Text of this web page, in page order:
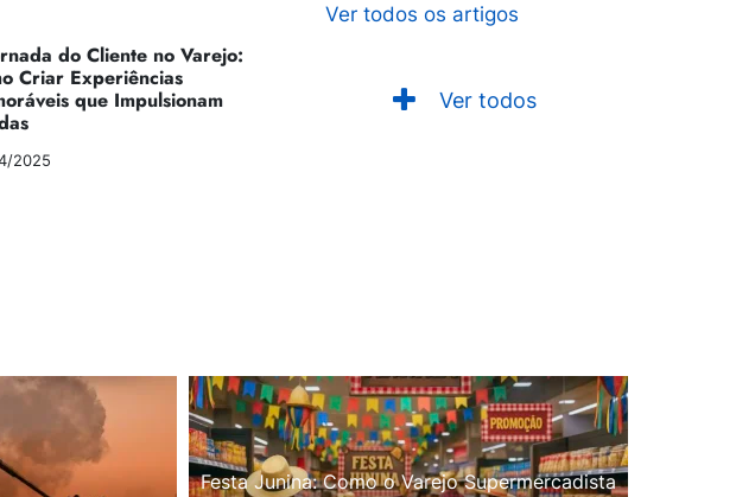
do Cliente no Varejo:
Criar Experiências
que Impulsionam
2025
Ver todos os artigos
Ver todos
Festa Junina: Como o Varejo Supermercadista